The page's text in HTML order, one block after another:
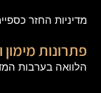
מדיניות החזר
פתרונות מימון
הלוואה בערבות